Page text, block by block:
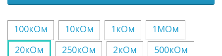
100кОм 10кОм 1кОм
1МОм
20кОм
250кОм 2кОм
500кОм